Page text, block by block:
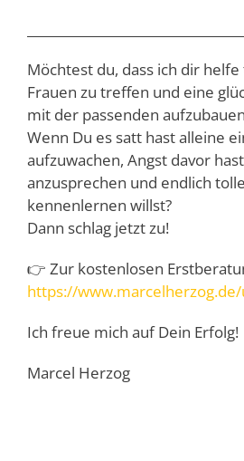
Möchtest du, dass ich dir
Frauen zu treffen und eine
mit der passenden
Wenn Du es satt hast alleine
aufzuwachen, Angst davor
anzusprechen und endlich
kennenlernen willst?
Dann schlag jetzt zu!
👉 Zur kostenlosen
https://
Ich freue mich auf Dein Erfolg!
Marcel Herzog